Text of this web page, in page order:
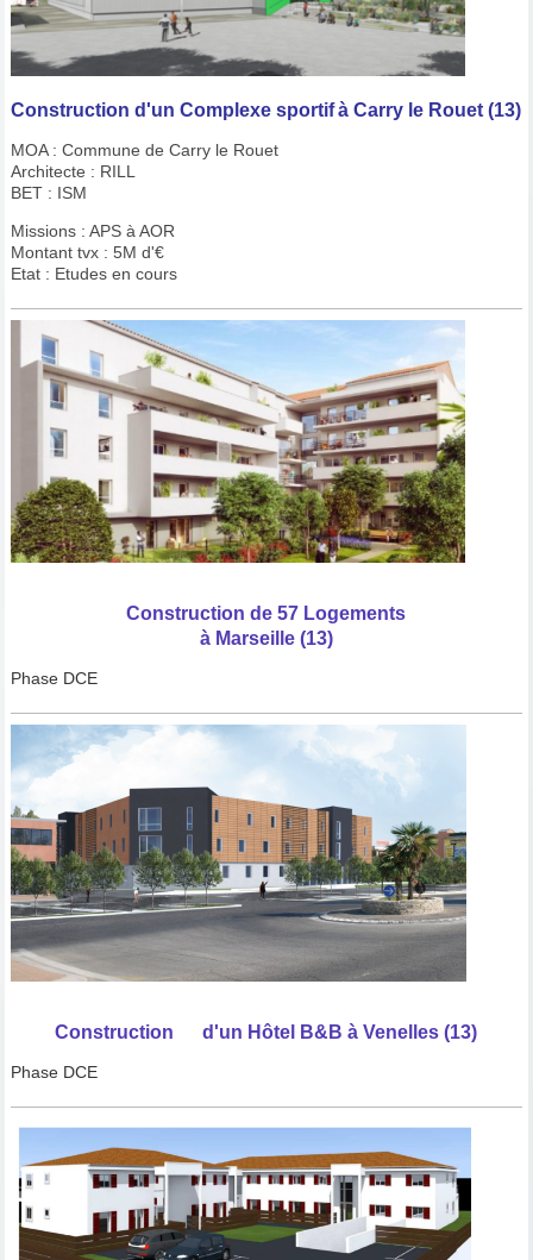
Construction d'un Complexe sportifà Carry le Rouet (13)
MOA : Commune de Carry le Rouet
Architecte : RILL
BET : ISM
Missions : APS à AOR
Montant tvx : 5M d'€
Etat : Etudes en cours
Construction de 57 Logements
à Marseille (13)
Phase DCE
Construction d'un Hôtel B&B à Venelles (13)
Phase DCE